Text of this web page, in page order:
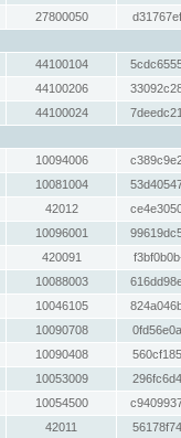
27800050
44100104
44100206
44100024
10094006
10081004
42012
10096001
420091
10088003
10046105
10090708
10090408
10053009
10054500
42011